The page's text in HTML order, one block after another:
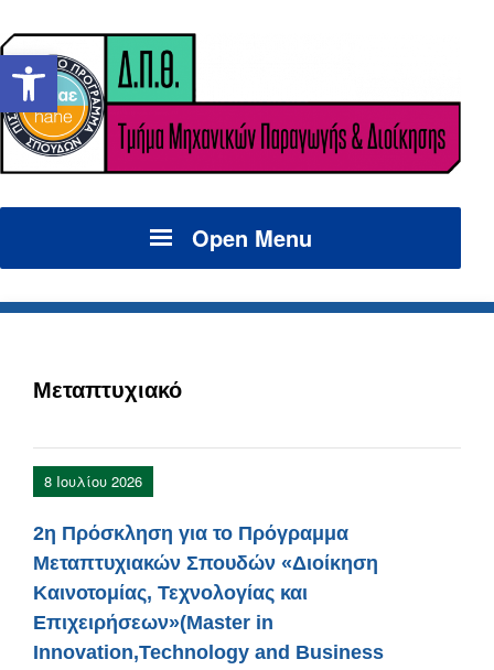
Ανοίξτε τη γραμμή εργαλείων
Open Menu
Μεταπτυχιακό
8 Ιουλίου 2026
2η Πρόσκληση για το Πρόγραμμα
Μεταπτυχιακών Σπουδών «Διοίκηση
Καινοτομίας, Τεχνολογίας και
Επιχειρήσεων»(Master in
Innovation,Technology and Business